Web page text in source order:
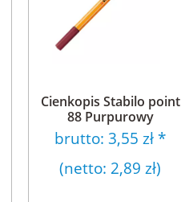
Cienkopis Stabilo point
88 Purpurowy
brutto:3,55 zł *
(netto: 2,89 zł)